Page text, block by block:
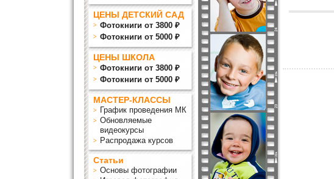
ЦЕНЫ ДЕТСКИЙ САД
Фотокниги от 3800 ₽
Фотокниги от 5000 ₽
ЦЕНЫ ШКОЛА
Фотокниги от 3800 ₽
Фотокниги от 5000 ₽
МАСТЕР-КЛАССЫ
График проведения МК
Обновляемые
видеокурсы
Распродажа курсов
Статьи
Основы фотографии